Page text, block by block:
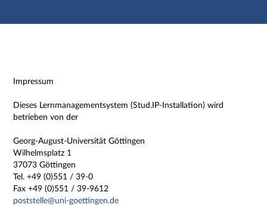
Hauptnavigation
Impressum
Impressum
Dieses Lernmanagementsystem (Stud.IP-Installation) wird
betrieben von der
Georg-August-Universität Göttingen
Wilhelmsplatz 1
37073 Göttingen
Tel. +49 (0)551 / 39-0
Fax +49 (0)551 / 39-9612
poststelle@uni-goettingen.de